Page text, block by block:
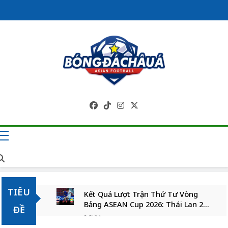
to
Trang Tin Tức
Bóng Đá Châu Á
TIÊU
ĐỀ
Kết Quả Lượt Trận Thứ Tư Vòng
Bảng ASEAN Cup 2026: Thái Lan 2-0
Myanmar
2 Giờ Ago